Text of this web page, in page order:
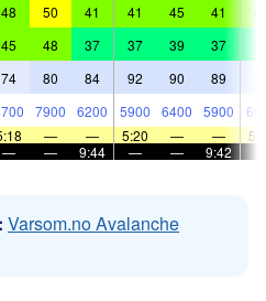
48 50 41 41 45 41
45 48 37 37 39 37
74 80 84 92 90 89
7900 6200 5900 6400 5900
— — 5:20 — —
— — 9:44 — — 9:42
Varsom.no Avalanche